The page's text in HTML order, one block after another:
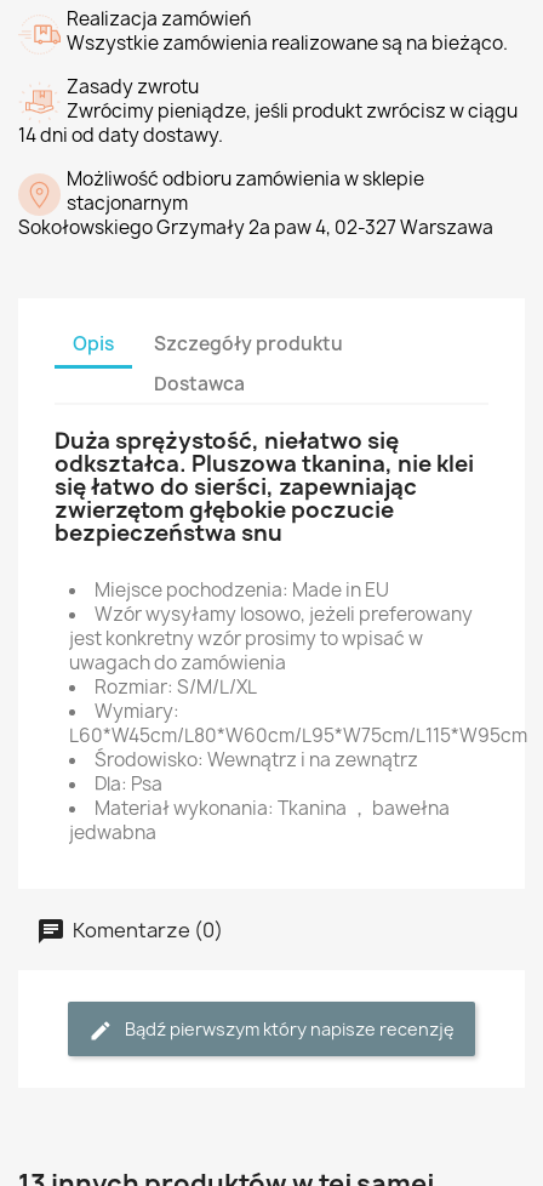
Realizacja zamówień
Wszystkie zamówienia realizowane są na bieżąco.
Zasady zwrotu
Zwrócimy pieniądze, jeśli produkt zwrócisz w ciągu
14 dni od daty dostawy.
Możliwość odbioru zamówienia w sklepie
stacjonarnym
Sokołowskiego Grzymały 2a paw 4, 02-327 Warszawa
Opis
Szczegóły produktu
Dostawca
Duża sprężystość, niełatwo się
odkształca. Pluszowa tkanina, nie klei
się łatwo do sierści, zapewniając
zwierzętom głębokie poczucie
bezpieczeństwa snu
Miejsce pochodzenia: Made in EU
Wzór wysyłamy losowo, jeżeli preferowany
jest konkretny wzór prosimy to wpisać w
uwagach do zamówienia
Rozmiar: S/M/L/XL
Wymiary:
L60*W45cm/L80*W60cm/L95*W75cm/L115*W95cm
Środowisko: Wewnątrz i na zewnątrz
Dla: Psa
Materiał wykonania: Tkanina ， bawełna
jedwabna
Komentarze (0)
Bądź pierwszym który napisze recenzję